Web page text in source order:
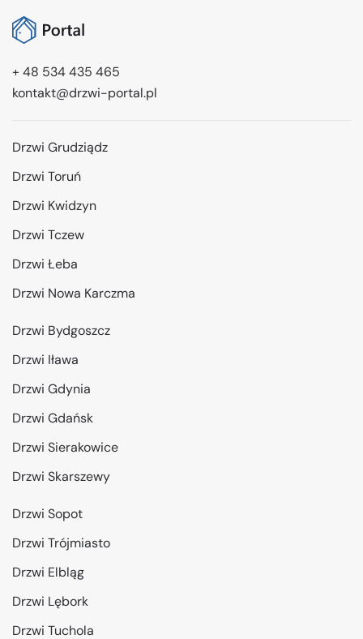
+ 48 534 435 465
kontakt@drzwi-portal.pl
Drzwi Grudziądz
Drzwi Toruń
Drzwi Kwidzyn
Drzwi Tczew
Drzwi Łeba
Drzwi Nowa Karczma
Drzwi Bydgoszcz
Drzwi Iława
Drzwi Gdynia
Drzwi Gdańsk
Drzwi Sierakowice
Drzwi Skarszewy
Drzwi Sopot
Drzwi Trójmiasto
Drzwi Elbląg
Drzwi Lębork
Drzwi Tuchola